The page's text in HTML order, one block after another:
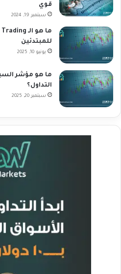
قوي
سبتمبر 19, 2024
للمبتدئين
يونيو 10, 2025
ما هو مؤشر
التداول؟
سبتمبر 20, 2025